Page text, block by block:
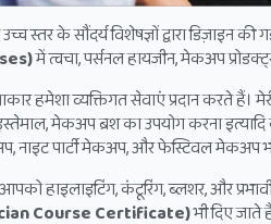
स्तर के सौंदर्य विशेषज्ञों द्वारा डिज़ाइन
में त्वचा, पर्सनल हायजीन, मेकअप
हमेशा व्यक्तिगत सेवाएं प्रदान करते हैं।
मेकअप ब्रश का उपयोग करना
नाइट पार्टी मेकअप, और फेस्टिवल मेकअप
हाइलाइटिंग, कंटूरिंग, ब्लशर, और
Course Certificate)भी दिए जाते